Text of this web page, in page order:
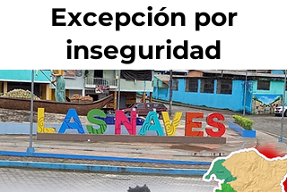
Excepción por
inseguridad